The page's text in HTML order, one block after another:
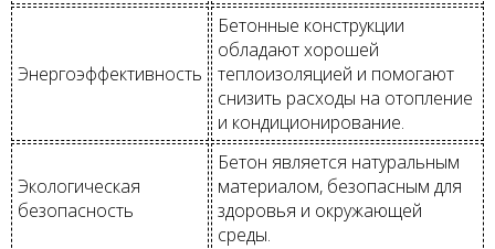
Энергоэффективность
Бетонные конструкции
обладают хорошей
теплоизоляцией и помогают
снизить расходы на отопление
и кондиционирование.
Экологическая
безопасность
Бетон является натуральным
материалом, безопасным для
здоровья и окружающей
среды.